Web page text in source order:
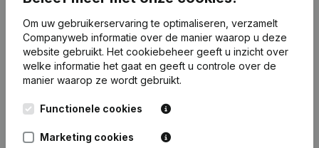
Brutomarge € 24.065 €43.260 € 41.137 €18.299
Publicatiesvan Mgc Solutions
Om uw gebruikerservaring te optimaliseren, verzamelt
Companyweb informatie over de manier waarop u deze
website gebruikt. Het cookiebeheer geeft u inzicht over
welke informatie het gaat en geeft u controle over de
manier waarop ze wordt gebruikt.
Functionele cookies
Marketing cookies